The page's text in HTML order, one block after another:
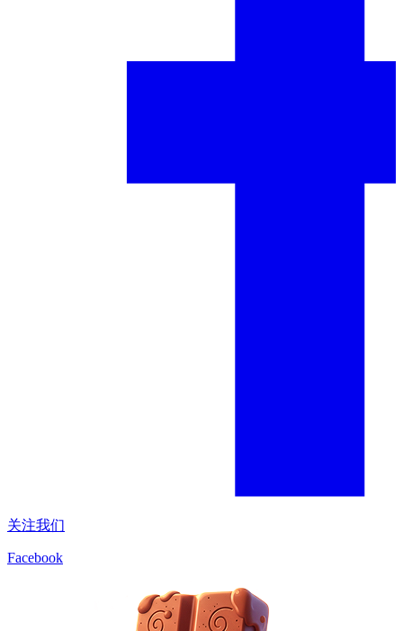
关注我们
Facebook